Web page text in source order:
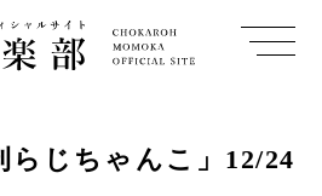
らじちゃんこ」12/24